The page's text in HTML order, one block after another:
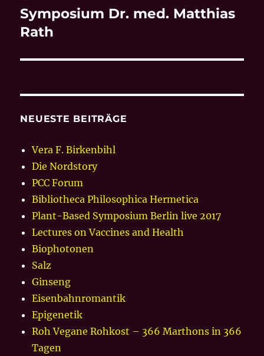
Nächster
Beitrag:
Symposium Dr. med. Matthias
Rath
NEUESTE BEITRÄGE
Vera F. Birkenbihl
Die Nordstory
PCC Forum
Bibliotheca Philosophica Hermetica
Plant-Based Symposium Berlin live 2017
Lectures on Vaccines and Health
Biophotonen
Salz
Ginseng
Eisenbahnromantik
Epigenetik
Roh Vegane Rohkost – 366 Marthons in 366
Tagen